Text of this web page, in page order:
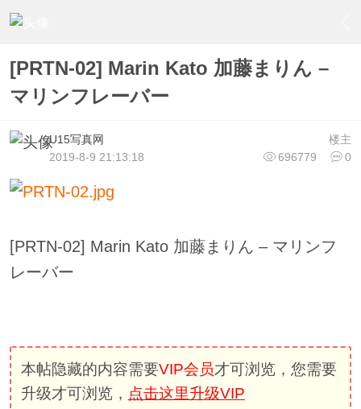
[PRTN-02] Marin Kato 加藤まりん –
マリンフレーバー
楼主
U15写真网
696779
0
2019-8-9 21:13:18
[PRTN-02] Marin Kato 加藤まりん – マリンフ
レーバー
本帖隐藏的内容需要VIP会员才可浏览，您需要
升级才可浏览， 点击这里升级VIP